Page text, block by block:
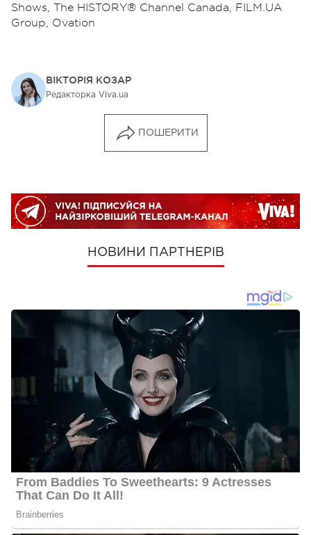
Shows, The HISTORY® Channel Canada, FILM.UA
Group, Ovation
ВІКТОРІЯ КОЗАР
Редакторка Viva.ua
ПОШЕРИТИ
НОВИНИ ПАРТНЕРІВ